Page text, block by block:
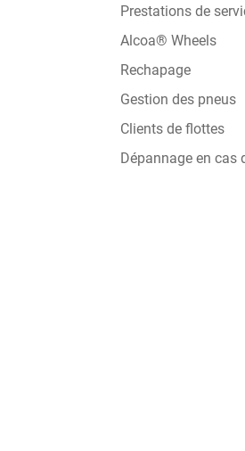
Prestations de
Alcoa® Wheels
Rechapage
Gestion des pneus
Clients de flottes
Dépannage en cas